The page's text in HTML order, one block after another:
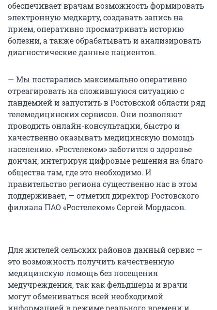
обеспечивает врачам возможность формировать
электронную медкарту, создавать запись на
прием, оперативно просматривать историю
болезни, а также обрабатывать и анализировать
диагностические данные пациентов.
— Мы постарались максимально оперативно
отреагировать на сложившуюся ситуацию с
пандемией и запустить в Ростовской области ряд
телемедицинских сервисов. Они позволяют
проводить онлайн-консультации, быстро и
качественно оказывать медицинскую помощь
населению. «Ростелеком» заботится о здоровье
дончан, интегрируя цифровые решения на благо
общества там, где это необходимо. И
правительство региона существенно нас в этом
поддерживает, — отметил директор Ростовского
филиала ПАО «Ростелеком» Сергей Мордасов.
Для жителей сельских районов данный сервис —
это возможность получить качественную
медицинскую помощь без посещения
медучреждения, так как фельдшеры и врачи
могут обмениваться всей необходимой
информацией в режиме реального времени и